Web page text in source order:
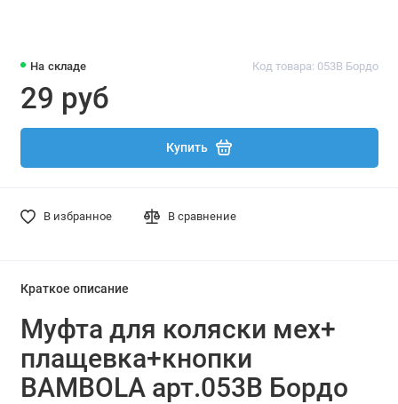
На складе Код товара: 053В Бордо
29 руб
Купить
В избранное В сравнение
Краткое описание
Муфта для коляски мех+
плащевка+кнопки
BAMBOLA арт.053В Бордо